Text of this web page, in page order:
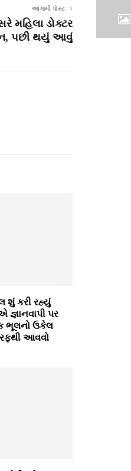
આગામી પોસ્ટ
મહિલા ડોક્ટર
પછી થયું આવું
શું કરી રહ્યું
પર
ભૂલનો ઉકેલ
આવવો